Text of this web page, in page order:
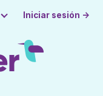
Iniciar sesión →